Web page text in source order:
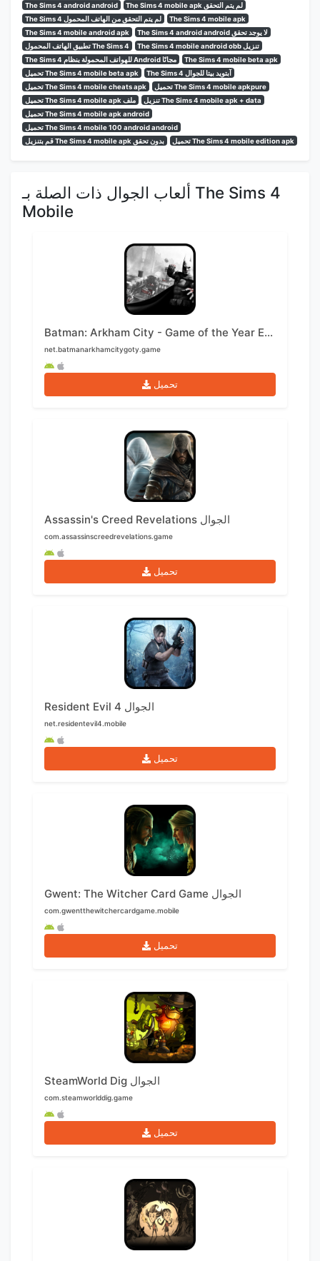
The Sims 4 android android
The Sims 4 mobile apk لم يتم التحقق
The Sims 4 لم يتم التحقق من الهاتف المحمول
The Sims 4 mobile apk
The Sims 4 mobile android apk
The Sims 4 android android لا يوجد تحقق
تطبيق الهاتف المحمول The Sims 4
The Sims 4 mobile android obb تنزيل
The Sims 4 للهواتف المحمولة بنظام Android مجانًا
The Sims 4 mobile beta apk
تحميل The Sims 4 mobile beta apk
The Sims 4 آبتويد بيتا للجوال
تحميل The Sims 4 mobile cheats apk
تحميل The Sims 4 mobile apkpure
تحميل The Sims 4 mobile apk ملف
تنزيل The Sims 4 mobile apk + data
تحميل The Sims 4 mobile apk android
تحميل The Sims 4 mobile 100 android android
قم بتنزيل The Sims 4 mobile apk بدون تحقق
تحميل The Sims 4 mobile edition apk
ألعاب الجوال ذات الصلة بـ The Sims 4
Mobile
Batman: Arkham City - Game of the Year Edition الجوال
net.batmanarkhamcitygoty.game
تحميل
Assassin's Creed Revelations الجوال
com.assassinscreedrevelations.game
تحميل
Resident Evil 4 الجوال
net.residentevil4.mobile
تحميل
Gwent: The Witcher Card Game الجوال
com.gwentthewitchercardgame.mobile
تحميل
SteamWorld Dig الجوال
com.steamworlddig.game
تحميل